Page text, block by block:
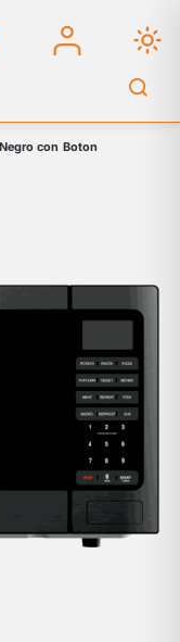
con Boton